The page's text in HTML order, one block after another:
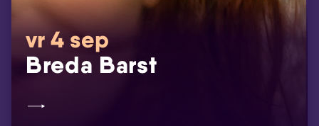
vr 4 sep
Breda Barst